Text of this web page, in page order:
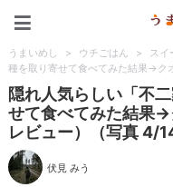
うまいめし > ウチごはん > スイ
種を取り寄せて食べてみた結果→ク
隠れ人気らしい「不
せて食べてみた結果
レビュー）（写真 4/14
伏見 みう